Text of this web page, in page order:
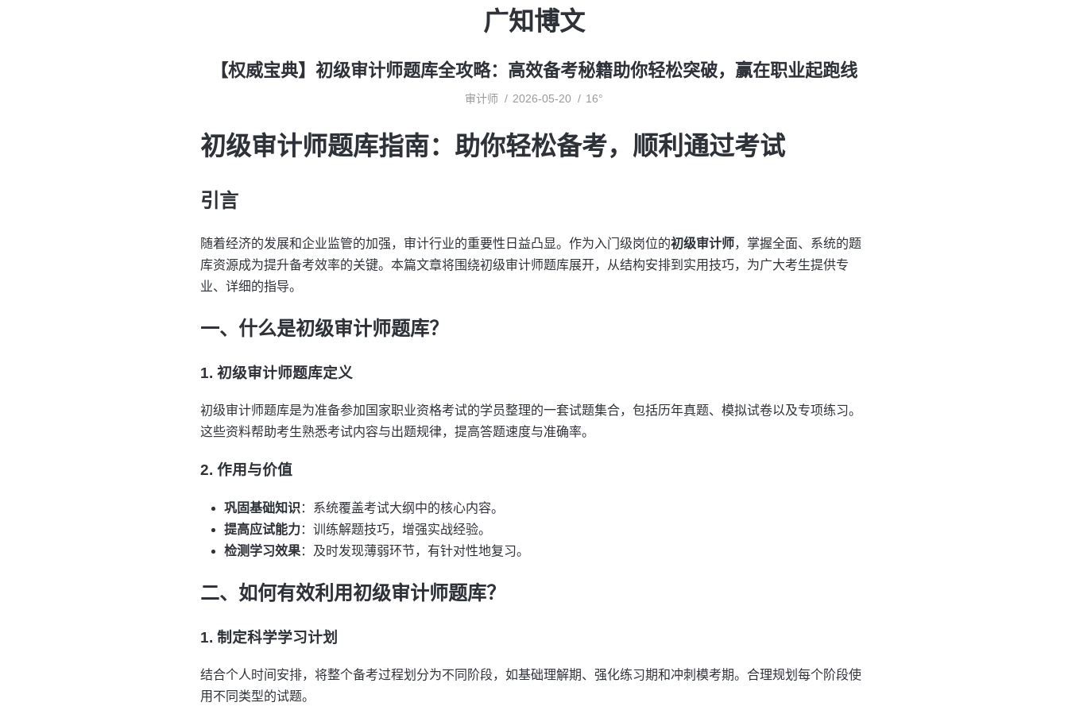
广知博文
【权威宝典】初级审计师题库全攻略：高效备考秘籍助你轻松突破，赢在职业起跑线
审计师 2026-05-20 16°
初级审计师题库指南：助你轻松备考，顺利通过考试
引言
随着经济的发展和企业监管的加强，审计行业的重要性日益凸显。作为入门级岗位的初级审计师，掌握全面、系统的题
库资源成为提升备考效率的关键。本篇文章将围绕初级审计师题库展开，从结构安排到实用技巧，为广大考生提供专
业、详细的指导。
一、什么是初级审计师题库？
1. 初级审计师题库定义
初级审计师题库是为准备参加国家职业资格考试的学员整理的一套试题集合，包括历年真题、模拟试卷以及专项练习。
这些资料帮助考生熟悉考试内容与出题规律，提高答题速度与准确率。
2. 作用与价值
巩固基础知识 ：系统覆盖考试大纲中的核心内容。
提高应试能力：训练解题技巧，增强实战经验。
检测学习效果：及时发现薄弱环节，有针对性地复习。
二、如何有效利用初级审计师题库？
1. 制定科学学习计划
结合个人时间安排，将整个备考过程划分为不同阶段，如基础理解期、强化练习期和冲刺模考期。合理规划每个阶段使
用不同类型的试题。